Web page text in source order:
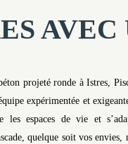
AVEC
projeté ronde à Istres,
expérimentée et
les espaces de vie et
quelque soit vos